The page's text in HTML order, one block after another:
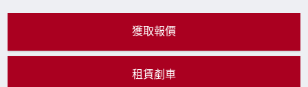
獲取報價
租賃剷車